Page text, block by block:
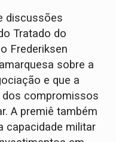
discussões
Tratado do
Frederiksen
sobre a
e que a
compromissos
A premiê também
capacidade militar